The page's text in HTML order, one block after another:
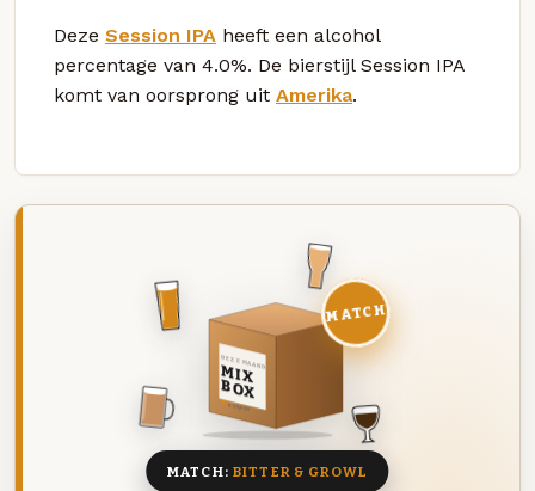
Deze Session IPA heeft een alcohol
percentage van 4.0%. De bierstijl Session IPA
komt van oorsprong uit Amerika.
DEZE MAAND
MIX
BOX
8 BIEREN
MATCH
MATCH: BITTER & GROWL